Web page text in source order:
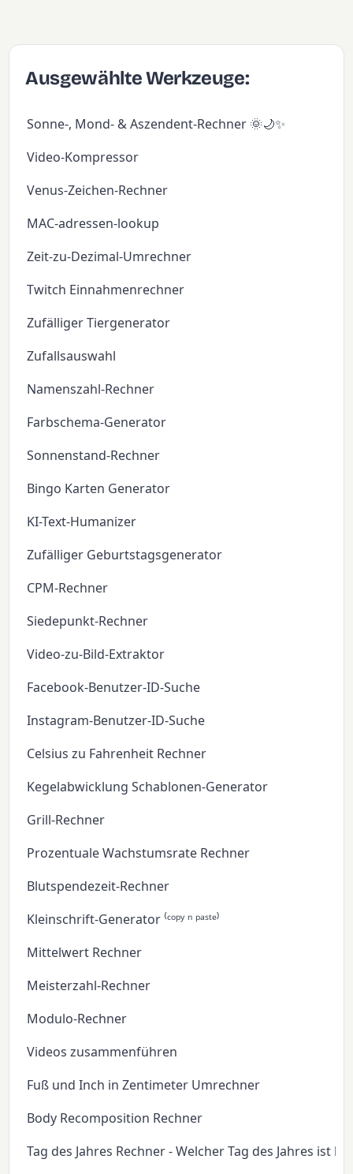
Ausgewählte Werkzeuge:
Sonne-, Mond- & Aszendent-Rechner 🌞🌙✨
Video-Kompressor
Venus-Zeichen-Rechner
MAC-adressen-lookup
Zeit-zu-Dezimal-Umrechner
Twitch Einnahmenrechner
Zufälliger Tiergenerator
Zufallsauswahl
Namenszahl-Rechner
Farbschema-Generator
Sonnenstand-Rechner
Bingo Karten Generator
KI-Text-Humanizer
Zufälliger Geburtstagsgenerator
CPM-Rechner
Siedepunkt-Rechner
Video-zu-Bild-Extraktor
Facebook-Benutzer-ID-Suche
Instagram-Benutzer-ID-Suche
Celsius zu Fahrenheit Rechner
Kegelabwicklung Schablonen-Generator
Grill-Rechner
Prozentuale Wachstumsrate Rechner
Blutspendezeit-Rechner
Kleinschrift-Generator ⁽ᶜᵒᵖʸ ⁿ ᵖᵃˢᵗᵉ⁾
Mittelwert Rechner
Meisterzahl-Rechner
Modulo-Rechner
Videos zusammenführen
Fuß und Inch in Zentimeter Umrechner
Body Recomposition Rechner
Tag des Jahres Rechner - Welcher Tag des Jahres ist